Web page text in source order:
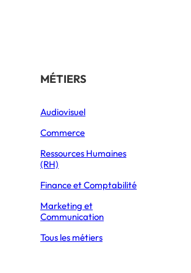
THÉMATIQUES
Orientation
Vie étudiante
Formations
Partir à l’étranger
MÉTIERS
Audiovisuel
Commerce
Ressources Humaines
(RH)
Finance et Comptabilité
Marketing et
Communication
Tous les métiers